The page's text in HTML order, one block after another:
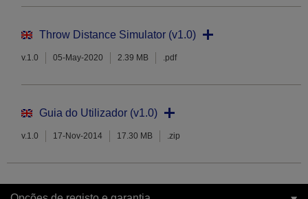
Throw Distance Simulator (v1.0)
v.1.0 05-May-2020 2.39 MB .pdf
Guia do Utilizador (v1.0)
v.1.0 17-Nov-2014 17.30 MB .zip